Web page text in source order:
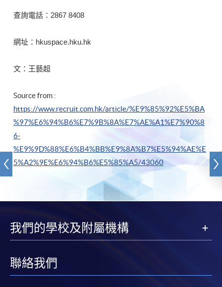
查詢電話：2867 8408
網址：hkuspace.hku.hk
文：王藝超
Source from :
https://www.recruit.com.hk/article/%E9%85%92%E5%BA
%97%E6%94%B6%E7%9B%8A%E7%AE%A1%E7%90%8
6-
%E9%9D%88%E6%B4%BB%E9%8A%B7%E5%94%AE%E
5%A2%9E%E6%94%B6%E5%85%A5/43060
我們的學校及附屬機構
聯絡我們